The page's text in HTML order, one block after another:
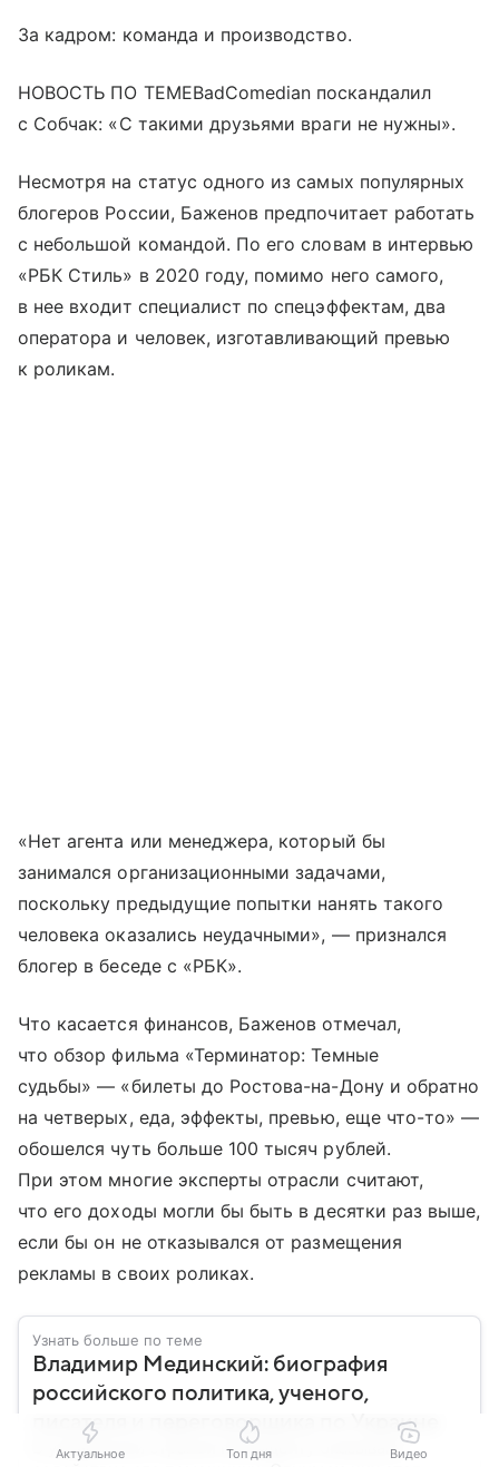
За кадром: команда и производство.
НОВОСТЬ ПО ТЕМЕBadComedian поскандалил
с Собчак: «С такими друзьями враги не нужны».
Несмотря на статус одного из самых популярных
блогеров России, Баженов предпочитает работать
с небольшой командой. По его словам в интервью
«РБК Стиль» в 2020 году, помимо него самого,
в нее входит специалист по спецэффектам, два
оператора и человек, изготавливающий превью
к роликам.
«Нет агента или менеджера, который бы
занимался организационными задачами,
поскольку предыдущие попытки нанять такого
человека оказались неудачными», — признался
блогер в беседе с «РБК».
Что касается финансов, Баженов отмечал,
что обзор фильма «Терминатор: Темные
судьбы» — «билеты до Ростова-на-Дону и обратно
на четверых, еда, эффекты, превью, еще что-то» —
обошелся чуть больше 100 тысяч рублей.
При этом многие эксперты отрасли считают,
что его доходы могли бы быть в десятки раз выше,
если бы он не отказывался от размещения
рекламы в своих роликах.
Узнать больше по теме
Владимир Мединский: биография
российского политика, ученого,
писателя и переговорщика по Украине
В управлении страной президенту оказывают
Актуальное Топ дня Видео